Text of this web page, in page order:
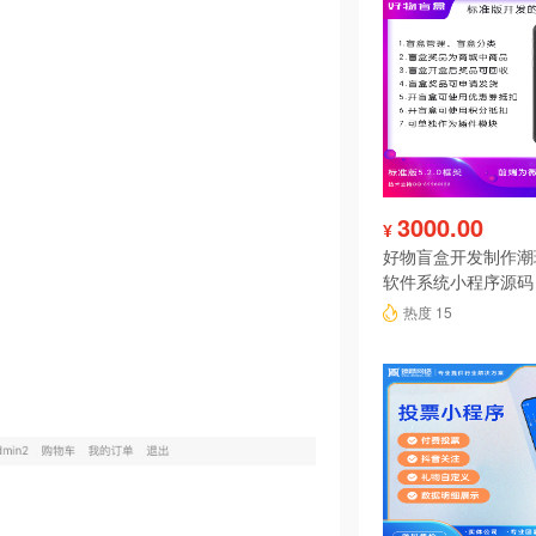
¥ 3000.00
好物盲盒开发制作
软件系统小程序源码
热度 15